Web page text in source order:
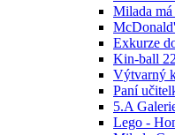
Milada má
Exkurze
Kin-ball
Výtvarný
Paní
5.A
Lego -